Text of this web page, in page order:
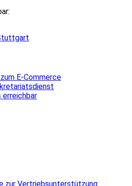
E-Commerce
zur Vertriebsunterstützung